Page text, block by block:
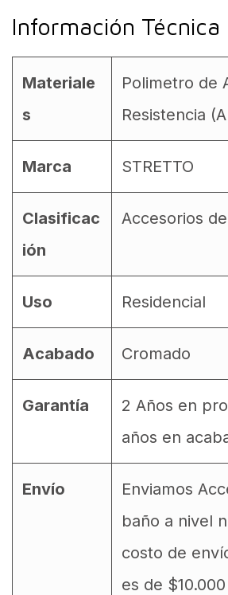
Información Técnica
Materiale
s
Polimetro de
Resistencia
Marca STRETTO
Clasificac
ión
Accesorios
Uso Residencial
Acabado Cromado
Garantía
2 Años en
años en
Envío
Enviamos
baño a nivel
costo de
es de